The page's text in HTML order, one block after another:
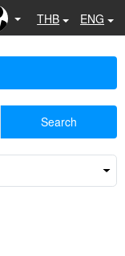
THB ENG
Search